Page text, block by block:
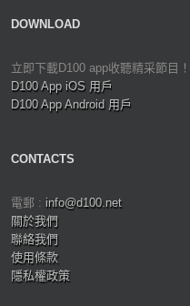
DOWNLOAD
立即下載D100 app收聽精采節目！
D100 App iOS 用戶
D100 App Android 用戶
CONTACTS
電郵 : info@d100.net
關於我們
聯絡我們
使用條款
隱私權政策